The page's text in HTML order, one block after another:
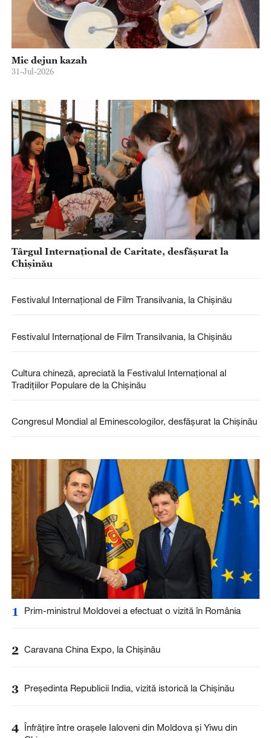
Mic dejun kazah
31-Jul-2026
Târgul Internațional de Caritate, desfășurat la
Chișinău
Festivalul Internațional de Film Transilvania, la Chișinău
Festivalul Internațional de Film Transilvania, la Chișinău
Cultura chineză, apreciată la Festivalul Internațional al
Tradițiilor Populare de la Chișinău
Congresul Mondial al Eminescologilor, desfășurat la Chișinău
1 Prim-ministrul Moldovei a efectuat o vizită în România
2 Caravana China Expo, la Chișinău
3 Președinta Republicii India, vizită istorică la Chișinău
4 Înfrățire între orașele Ialoveni din Moldova și Yiwu din